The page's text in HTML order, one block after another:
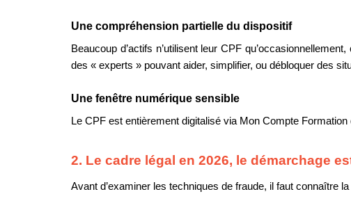
Une compréhension partielle du dispositif
Beaucoup d’actifs n’utilisent leur CPF
des « experts » pouvant aider, simplifier, ou débloquer des
Une fenêtre numérique sensible
Le CPF est entièrement digitalisé via Mon Compte
2. Le cadre légal en 2026, le démarchage
Avant d’examiner les techniques de fraude, il faut connaître